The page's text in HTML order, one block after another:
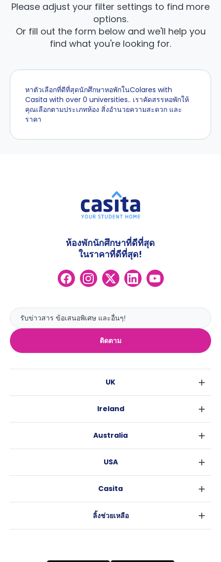
Please adjust your filter settings to find more
options.
Or fill out the form below and we'll help you
find what you're looking for.
หาตัวเลือกที่ดีที่สุดนักศึกษาหอพักในColares with
Casita with over 0 universities.. เราคัดสรรหอพักให้
คุณเลือกตามประเภทห้อง สิ่งอำนวยความสะดวก และ
ราคา
ติดตาม
ห้องพักนักศึกษาที่ดีที่สุด
ในราคาที่ดีที่สุด!
UK
กลาสโกว
เอดินเบอระ
ลีดส์
บริสโทล
คาร์ดิฟ
Ireland
Australia
บริสเบน
อะเดลายด์
USA
แอตแลนตา
Casita
ลิ้งช่วยเหลือ